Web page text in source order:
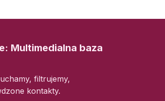
Multimedialna baza
filtrujemy,
kontakty.